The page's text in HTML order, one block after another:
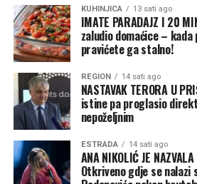
KUHINJICA 13 sati ago
IMATE PARADAJZ I 20
zaludio domaćice –
pravićete ga stalno!
REGION 14 sati ago
NASTAVAK TERORA U
istine pa proglasio
nepoželjnim
ESTRADA 14 sati ago
ANA NIKOLIĆ JE
Otkriveno gdje se nalazi